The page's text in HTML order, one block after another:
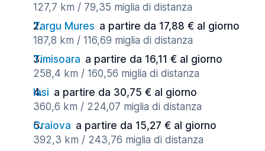
127,7 km / 79,35 miglia di distanza
Targu Mures a partire da 17,88 € al giorno
187,8 km / 116,69 miglia di distanza
Timisoara a partire da 16,11 € al giorno
258,4 km / 160,56 miglia di distanza
Iasi a partire da 30,75 € al giorno
360,6 km / 224,07 miglia di distanza
Craiova a partire da 15,27 € al giorno
392,3 km / 243,76 miglia di distanza